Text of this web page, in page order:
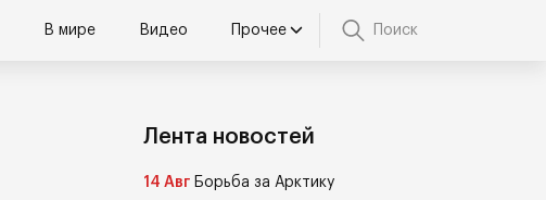
В мире Видео Прочее Поиск
Лента новостей
14 Авг Борьба за Арктику